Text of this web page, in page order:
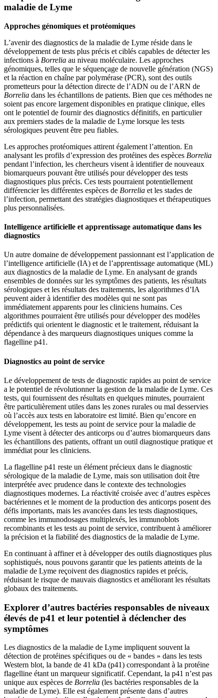
maladie de Lyme
Approches génomiques et protéomiques
L’avenir des diagnostics de la maladie de Lyme réside dans le
développement de tests plus précis et ciblés capables de détecter les
infections à Borrelia au niveau moléculaire. Les approches
génomiques, telles que le séquençage de nouvelle génération (NGS)
et la réaction en chaîne par polymérase (PCR), sont des outils
prometteurs pour la détection directe de l’ADN ou de l’ARN de
Borrelia dans les échantillons de patients. Bien que ces méthodes ne
soient pas encore largement disponibles en pratique clinique, elles
ont le potentiel de fournir des diagnostics définitifs, en particulier
aux premiers stades de la maladie de Lyme lorsque les tests
sérologiques peuvent être peu fiables.
Les approches protéomiques attirent également l’attention. En
analysant les profils d’expression des protéines des espèces Borrelia
pendant l’infection, les chercheurs visent à identifier de nouveaux
biomarqueurs pouvant être utilisés pour développer des tests
diagnostiques plus précis. Ces tests pourraient potentiellement
différencier les différentes espèces de Borrelia et les stades de
l’infection, permettant des stratégies diagnostiques et thérapeutiques
plus personnalisées.
Intelligence artificielle et apprentissage automatique dans les
diagnostics
Un autre domaine de développement passionnant est l’application de
l’intelligence artificielle (IA) et de l’apprentissage automatique (ML)
aux diagnostics de la maladie de Lyme. En analysant de grands
ensembles de données sur les symptômes des patients, les résultats
sérologiques et les résultats des traitements, les algorithmes d’IA
peuvent aider à identifier des modèles qui ne sont pas
immédiatement apparents pour les cliniciens humains. Ces
algorithmes pourraient être utilisés pour développer des modèles
prédictifs qui orientent le diagnostic et le traitement, réduisant la
dépendance à des marqueurs diagnostiques uniques comme la
flagelline p41.
Diagnostics au point de service
Le développement de tests de diagnostic rapides au point de service
a le potentiel de révolutionner la gestion de la maladie de Lyme. Ces
tests, qui fournissent des résultats en quelques minutes, pourraient
être particulièrement utiles dans les zones rurales ou mal desservies
où l’accès aux tests en laboratoire est limité. Bien qu’encore en
développement, les tests au point de service pour la maladie de
Lyme visent à détecter des anticorps ou d’autres biomarqueurs dans
les échantillons des patients, offrant un outil diagnostique pratique et
immédiat pour les cliniciens.
La flagelline p41 reste un élément précieux dans le diagnostic
sérologique de la maladie de Lyme, mais son utilisation doit être
interprétée avec prudence dans le contexte des technologies
diagnostiques modernes. La réactivité croisée avec d’autres espèces
bactériennes et le moment de la production des anticorps posent des
défis importants, mais les avancées dans les tests diagnostiques,
comme les immunodosages multiplexés, les immunoblots
recombinants et les tests au point de service, contribuent à améliorer
la précision et la fiabilité des diagnostics de la maladie de Lyme.
En continuant à affiner et à développer des outils diagnostiques plus
sophistiqués, nous pouvons garantir que les patients atteints de la
maladie de Lyme reçoivent des diagnostics rapides et précis,
réduisant le risque de mauvais diagnostics et améliorant les résultats
globaux des traitements.
Explorer d’autres bactéries responsables de niveaux
élevés de p41 et leur potentiel à déclencher des
symptômes
Les diagnostics de la maladie de Lyme impliquent souvent la
détection de protéines spécifiques ou de « bandes » dans les tests
Western blot, la bande de 41 kDa (p41) correspondant à la protéine
flagelline étant un marqueur significatif. Cependant, la p41 n’est pas
unique aux espèces de Borrelia (les bactéries responsables de la
maladie de Lyme). Elle est également présente dans d’autres